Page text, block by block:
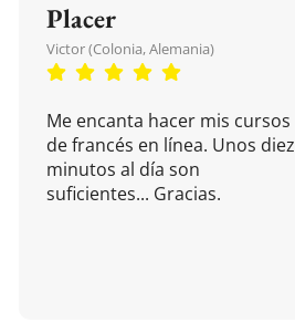
Placer
Victor (Colonia, Alemania)
Me encanta hacer mis cursos
de francés en línea. Unos diez
minutos al día son
suficientes... Gracias.